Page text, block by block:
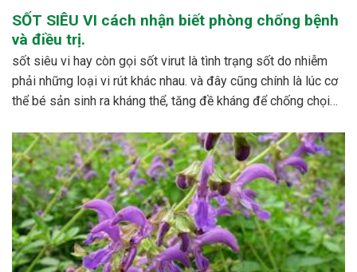
SỐT SIÊU VI cách nhận biết phòng chống bệnh
và điều trị.
sốt siêu vi hay còn gọi sốt virut là tình trạng sốt do nhiễm
phải những loại vi rút khác nhau. và đây cũng chính là lúc cơ
thể bé sản sinh ra kháng thể, tăng đề kháng để chống chọi